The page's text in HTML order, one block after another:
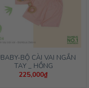
BỘ CÀI VAI NGẮN
TAY _ HỒNG
225,000₫